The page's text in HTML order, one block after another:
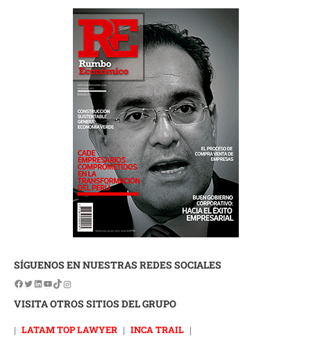
SÍGUENOS EN NUESTRAS REDES SOCIALES
VISITA OTROS SITIOS DEL GRUPO
| LATAM TOP LAWYER | INCA TRAIL |